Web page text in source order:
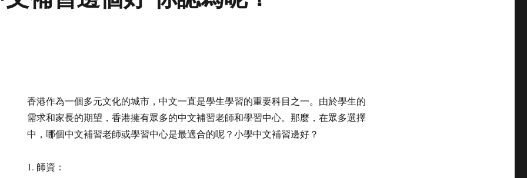
香港作為一個多元文化的城市，中文一直是學生學習的重要科目之一。由於學生的
需求和家長的期望，香港擁有眾多的中文補習老師和學習中心。那麼，在眾多選擇
中，哪個中文補習老師或學習中心是最適合的呢？小學中文補習邊好？
1. 師資：